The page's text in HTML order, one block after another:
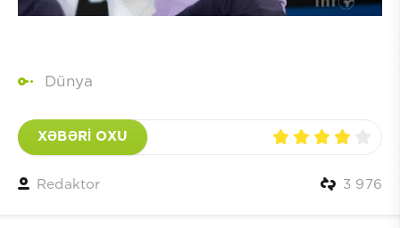
Dünya
XƏBƏRİ OXU
Redaktor 3 976